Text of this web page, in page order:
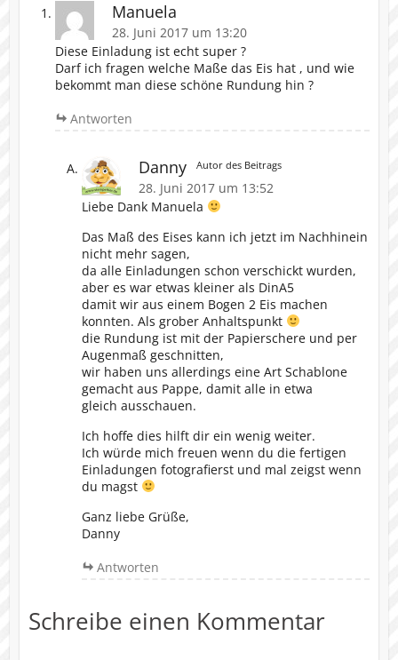
Manuela
28. Juni 2017 um 13:20
Diese Einladung ist echt super ?
Darf ich fragen welche Maße das Eis hat , und wie
bekommt man diese schöne Rundung hin ?
Antworten
Danny Autor des Beitrags
28. Juni 2017 um 13:52
Liebe Dank Manuela
Das Maß des Eises kann ich jetzt im Nachhinein
nicht mehr sagen,
da alle Einladungen schon verschickt wurden,
aber es war etwas kleiner als DinA5
damit wir aus einem Bogen 2 Eis machen
konnten. Als grober Anhaltspunkt
die Rundung ist mit der Papierschere und per
Augenmaß geschnitten,
wir haben uns allerdings eine Art Schablone
gemacht aus Pappe, damit alle in etwa
gleich ausschauen.
Ich hoffe dies hilft dir ein wenig weiter.
Ich würde mich freuen wenn du die fertigen
Einladungen fotografierst und mal zeigst wenn
du magst
Ganz liebe Grüße,
Danny
Antworten
Schreibe einen Kommentar